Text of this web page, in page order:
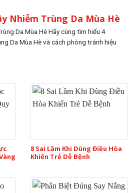
Nhiễm Trùng Da Mùa Hè
Da Mùa Hè Hãy cùng tìm hiểu 4
Da Mùa Hè và cách phòng tránh hiệu
8 Sai Lầm Khi Dùng Điều Hòa
Khiến Trẻ Dễ Bệnh